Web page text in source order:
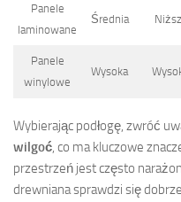
Panele
laminowane
Średnia
Panele
winylowe
Wysoka
Wybierając podłogę, zwróć
wilgoć, co ma kluczowe
przestrzeń jest często
drewniana sprawdzi się